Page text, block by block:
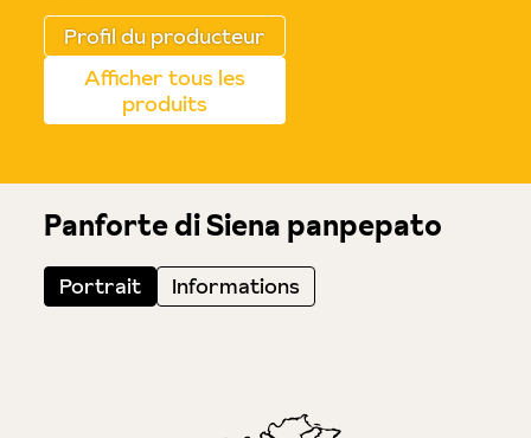
Profil du producteur
Afficher tous les
produits
Panforte di Siena panpepato
Portrait Informations